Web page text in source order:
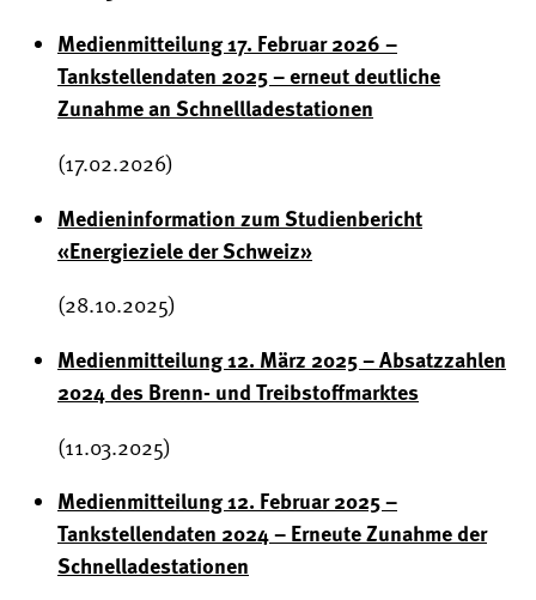
Medienmitteilung 17. Februar 2026 –
Tankstellendaten 2025 – erneut deutliche
Zunahme an Schnellladestationen
(17.02.2026)
Medieninformation zum Studienbericht
«Energieziele der Schweiz»
(28.10.2025)
Medienmitteilung 12. März 2025 – Absatzzahlen
2024 des Brenn- und Treibstoffmarktes
(11.03.2025)
Medienmitteilung 12. Februar 2025 –
Tankstellendaten 2024 – Erneute Zunahme der
Schnelladestationen